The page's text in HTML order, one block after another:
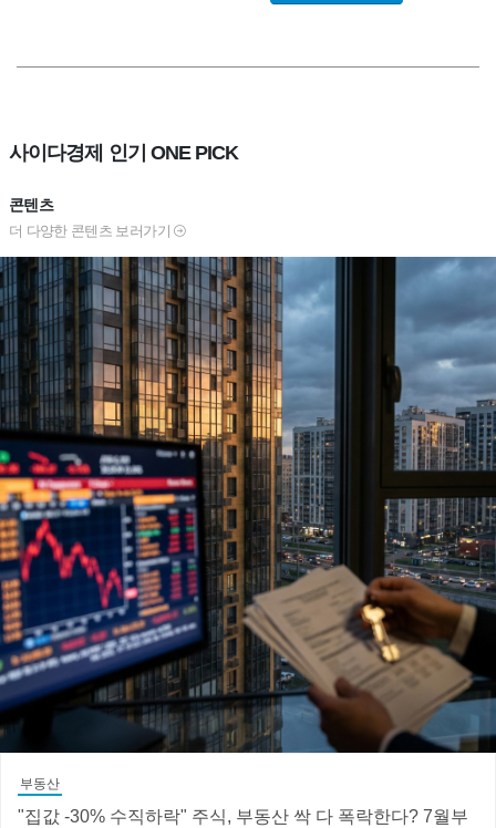
사이다경제 인기 ONE PICK
콘텐츠
더 다양한 콘텐츠 보러가기
부동산
"집값 -30% 수직하락" 주식, 부동산 싹 다 폭락한다? 7월부